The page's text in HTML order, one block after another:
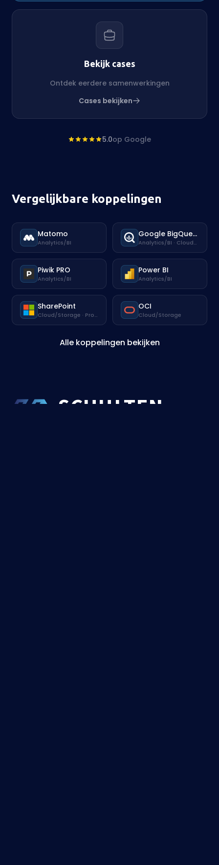
Bekijk cases
Ontdek eerdere samenwerkingen
Cases bekijken
5.0op Google
Vergelijkbare koppelingen
Matomo
Analytics/BI
Google BigQuery
Analytics/BI · Cloud/Storage
Piwik PRO
Analytics/BI
Power BI
Analytics/BI
SharePoint
Cloud/Storage · Productiviteit
OCI
Cloud/Storage
Alle koppelingen bekijken
SCHULTEN